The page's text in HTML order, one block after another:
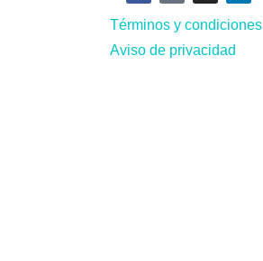
Términos y condiciones
Aviso de privacidad